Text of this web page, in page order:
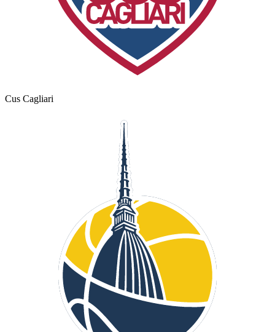
Cus Cagliari